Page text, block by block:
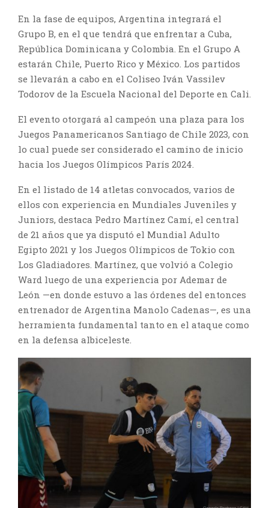
En la fase de equipos, Argentina integrará el
Grupo B, en el que tendrá que enfrentar a Cuba,
República Dominicana y Colombia. En el Grupo A
estarán Chile, Puerto Rico y México. Los partidos
se llevarán a cabo en el Coliseo Iván Vassilev
Todorov de la Escuela Nacional del Deporte en Cali.
El evento otorgará al campeón una plaza para los
Juegos Panamericanos Santiago de Chile 2023, con
lo cual puede ser considerado el camino de inicio
hacia los Juegos Olímpicos París 2024.
En el listado de 14 atletas convocados, varios de
ellos con experiencia en Mundiales Juveniles y
Juniors, destaca Pedro Martínez Camí, el central
de 21 años que ya disputó el Mundial Adulto
Egipto 2021 y los Juegos Olímpicos de Tokio con
Los Gladiadores. Martínez, que volvió a Colegio
Ward luego de una experiencia por Ademar de
León —en donde estuvo a las órdenes del entonces
entrenador de Argentina Manolo Cadenas—, es una
herramienta fundamental tanto en el ataque como
en la defensa albiceleste.